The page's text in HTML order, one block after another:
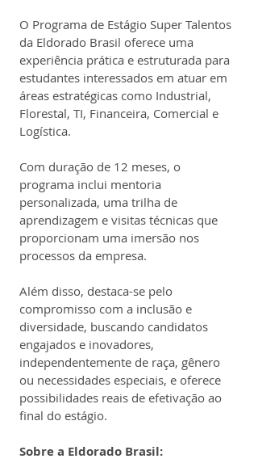
O Programa de Estágio Super Talentos
da Eldorado Brasil oferece uma
experiência prática e estruturada para
estudantes interessados em atuar em
áreas estratégicas como Industrial,
Florestal, TI, Financeira, Comercial e
Logística.
Com duração de 12 meses, o
programa inclui mentoria
personalizada, uma trilha de
aprendizagem e visitas técnicas que
proporcionam uma imersão nos
processos da empresa.
Além disso, destaca-se pelo
compromisso com a inclusão e
diversidade, buscando candidatos
engajados e inovadores,
independentemente de raça, gênero
ou necessidades especiais, e oferece
possibilidades reais de efetivação ao
final do estágio.
Sobre a Eldorado Brasil: